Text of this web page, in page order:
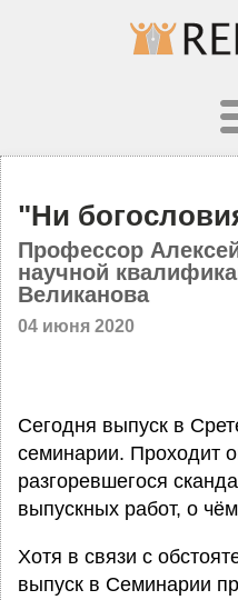
"Ни
Профессор
научной
Великанова
04 июня 2020
Сегодня выпуск в
семинарии. Проходит
разгоревшегося
выпускных работ, о чём
Хотя в связи с
выпуск в Семинарии